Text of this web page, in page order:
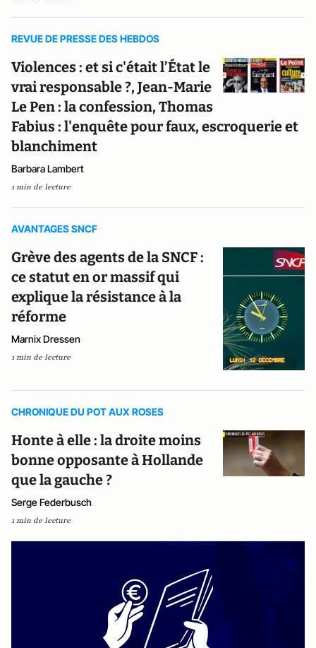
REVUE DE PRESSE DES HEBDOS
Violences : et si c'était l’État le
vrai responsable ?, Jean-Marie
Le Pen : la confession, Thomas
Fabius : l'enquête pour faux, escroquerie et
blanchiment
Barbara Lambert
1 min de lecture
AVANTAGES SNCF
Grève des agents de la SNCF :
ce statut en or massif qui
explique la résistance à la
réforme
Marnix Dressen
1 min de lecture
CHRONIQUE DU POT AUX ROSES
Honte à elle : la droite moins
bonne opposante à Hollande
que la gauche ?
Serge Federbusch
1 min de lecture